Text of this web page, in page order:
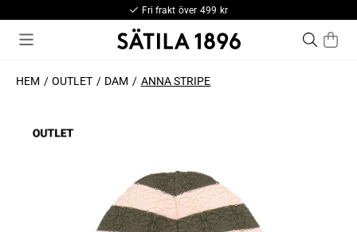
Fri frakt över 499 kr
HEM OUTLET DAM ANNA STRIPE